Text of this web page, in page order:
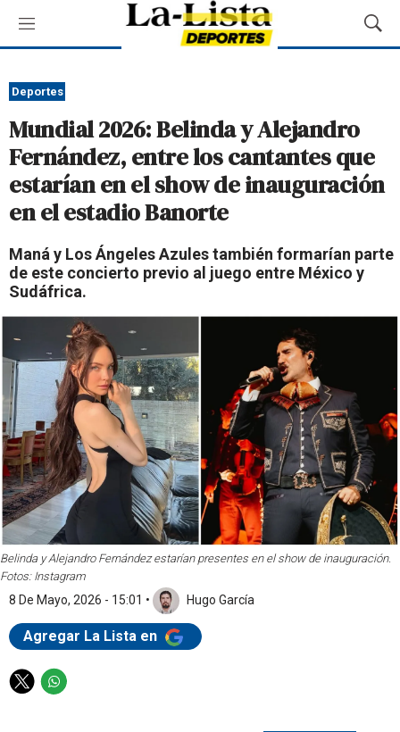
M
e
ú
M
o
B
ú
e
Deportes
Mundial 2026: Belinda y Alejandro
Fernández, entre los cantantes que
estarían en el show de inauguración
en el estadio Banorte
Maná y Los Ángeles Azules también formarían parte
de este concierto previo al juego entre México y
Sudáfrica.
Belinda y Alejandro Fernández estarían presentes en el show de inauguración.
Fotos: Instagram
8 De Mayo, 2026 - 15:01 • Hugo García
Agregar La Lista en
T
W